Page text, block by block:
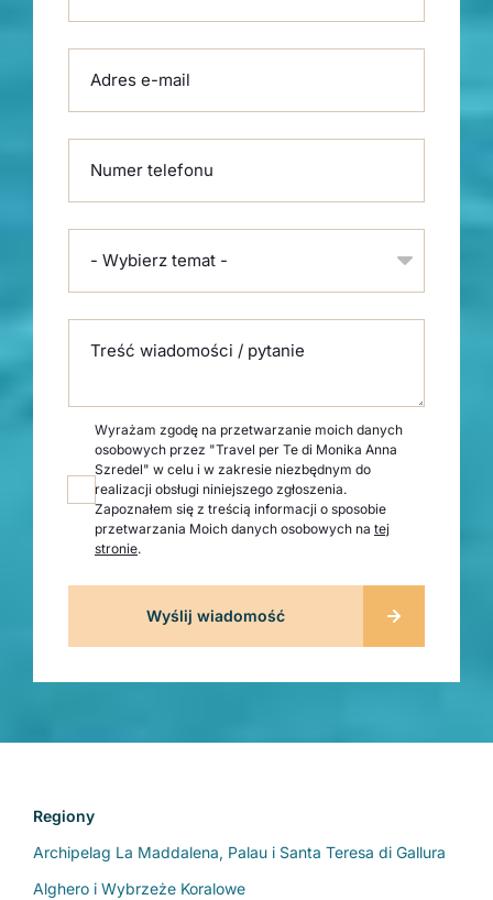
Adres e-mail
Numer telefonu
- Wybierz temat -
Treść wiadomości / pytanie
Wyrażam zgodę na przetwarzanie moich danych
osobowych przez "Travel per Te di Monika Anna
Szredel" w celu i w zakresie niezbędnym do
realizacji obsługi niniejszego zgłoszenia.
Zapoznałem się z treścią informacji o sposobie
przetwarzania Moich danych osobowych na tej
stronie.
Regiony
Archipelag La Maddalena, Palau i Santa Teresa di Gallura
Alghero i Wybrzeże Koralowe